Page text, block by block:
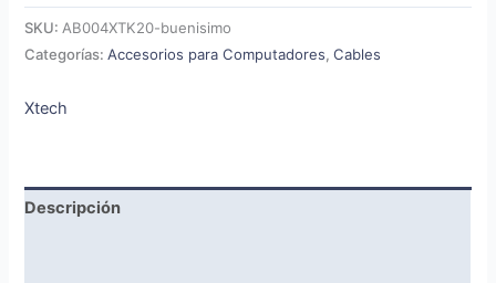
SKU:AB004XTK20-buenisimo
Categorías:Accesorios para Computadores,Cables
Xtech
Descripción